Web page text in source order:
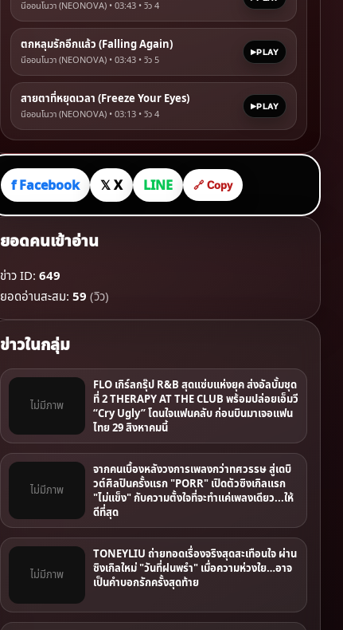
นีออนโนวา (NEONOVA) • 03:43 • วิว 4
ตกหลุมรักอีกแล้ว (Falling Again)
นีออนโนวา (NEONOVA) • 03:43 • วิว 5
PLAY
สายตาที่หยุดเวลา (Freeze Your Eyes)
นีออนโนวา (NEONOVA) • 03:13 • วิว 4
PLAY
f Facebook 𝕏 X LINE 🔗 Copy
ยอดคนเข้าอ่าน
ข่าว ID: 649
ยอดอ่านสะสม: 59 (วิว)
ข่าวในกลุ่ม
ไม่มีภาพ
FLO เกิร์ลกรุ๊ป R&B สุดแซ่บแห่งยุค ส่งอัลบั้มชุด
ที่ 2 THERAPY AT THE CLUB พร้อมปล่อยเอ็มวี
“Cry Ugly” โดนใจแฟนคลับ ก่อนบินมาเจอแฟน
ไทย 29 สิงหาคมนี้
ไม่มีภาพ
จากคนเบื้องหลังวงการเพลงกว่าทศวรรษ สู่เดบิ
วต์ศิลปินครั้งแรก "PORR" เปิดตัวซิงเกิลแรก
"ไม่แข็ง" กับความตั้งใจที่จะทำแค่เพลงเดียว...ให้
ดีที่สุด
ไม่มีภาพ
TONEYLIU ถ่ายทอดเรื่องจริงสุดสะเทือนใจ ผ่าน
ซิงเกิลใหม่ "วันที่ฝนพรำ" เมื่อความห่วงใย…อาจ
เป็นคำบอกรักครั้งสุดท้าย